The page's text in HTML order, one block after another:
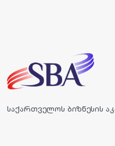
საქართველოს ბიზნესის